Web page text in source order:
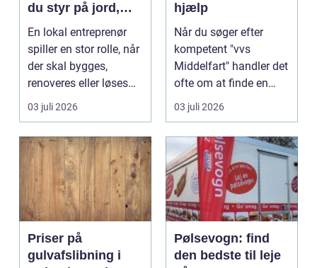
du styr på jord,
dræn og kloak
En lokal entreprenør
spiller en stor rolle, når
der skal bygges,
renoveres eller løses
problemer und...
03 juli 2026
hjælp
Når du søger efter
kompetent "vvs
Middelfart" handler det
ofte om at finde en
lokal, fa...
03 juli 2026
Priser på
gulvafslibning i
Pølsevogn: find
den bedste til leje